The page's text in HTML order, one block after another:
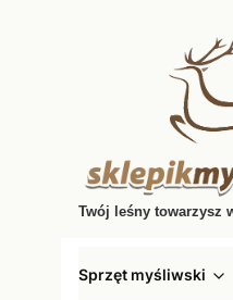
Twój leśny towarzysz
Sprzęt myśliwski